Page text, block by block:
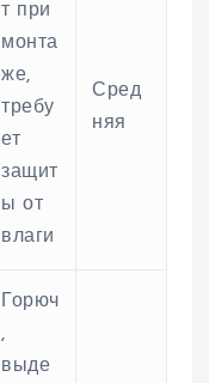
т при
монта
же,
требу
ет
защит
ы от
влаги
Сред
няя
Горюч
,
выде